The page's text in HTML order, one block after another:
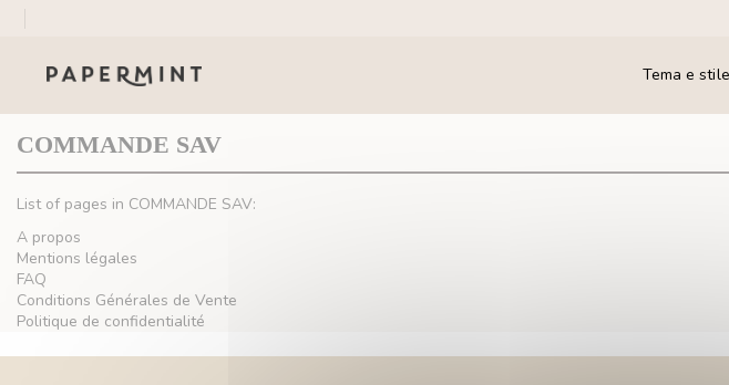
Tema e stile
COMMANDE SAV
List of pages in COMMANDE SAV:
A propos
Mentions légales
FAQ
Conditions Générales de Vente
Politique de confidentialité